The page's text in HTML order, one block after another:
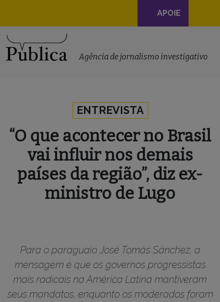
Navegação
principal
APOIE
Agência de jornalismo investigativo
ENTREVISTA
“O que acontecer no Brasil
vai influir nos demais
países da região”, diz ex-
ministro de Lugo
Para o paraguaio José Tomás Sánchez, a
mensagem é que os governos progressistas
mais radicais na América Latina mantiveram
seus mandatos, enquanto os moderados foram